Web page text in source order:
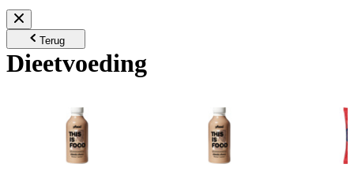
Terug
Dieetvoeding